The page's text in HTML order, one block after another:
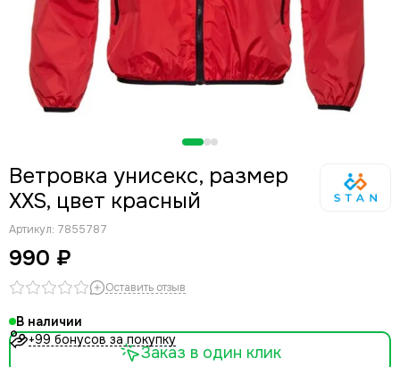
Ветровка унисекс, размер
XXS, цвет красный
Артикул: 7855787
990 ₽
Оставить отзыв
В наличии
+99 бонусов за покупку
Заказ в один клик